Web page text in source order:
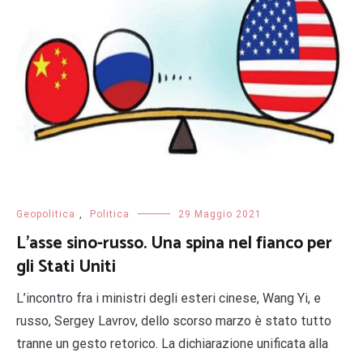
Geopolitica Politica 29 Maggio 2021
L’asse sino-russo. Una spina nel fianco per
gli Stati Uniti
L’incontro fra i ministri degli esteri cinese, Wang Yi, e
russo, Sergey Lavrov, dello scorso marzo è stato tutto
tranne un gesto retorico. La dichiarazione unificata alla